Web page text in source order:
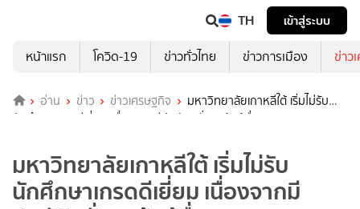
TH
เข้าสู่ระบบ
หน้าแรก
โควิด-19 ข่าวทั่วไทย ข่าวการเมือง ข่าว
อ่าน ข่าว ข่าวเศรษฐกิจ
มหาวิทยาลัยเกาหลีใต้ เริ่มไม่รับ
นักศึกษาเกรดดีเยี่ยม เนื่องจากมีประวัติกลั่นแกล้งผู้อื่น
มหาวิทยาลัยเกาหลีใต้ เริ่มไม่รับ
นักศึกษาเกรดดีเยี่ยม เนื่องจากมี